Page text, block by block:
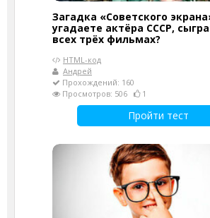
Загадка «Советского
угадаете актёра СССР,
всех трёх фильмах?
HTML-код
Андрей
Прохождений: 160
Просмотров: 506
1
Пройти тест